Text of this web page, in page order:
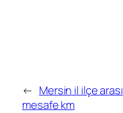
← Mersin il ilçe arası
mesafe km